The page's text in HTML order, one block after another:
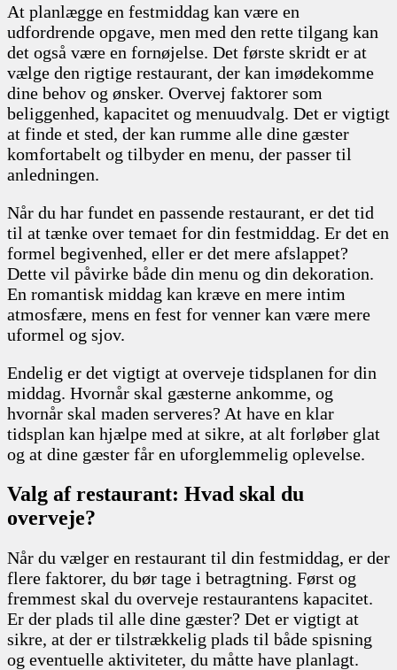
At planlægge en festmiddag kan være en
udfordrende opgave, men med den rette tilgang kan
det også være en fornøjelse. Det første skridt er at
vælge den rigtige restaurant, der kan imødekomme
dine behov og ønsker. Overvej faktorer som
beliggenhed, kapacitet og menuudvalg. Det er vigtigt
at finde et sted, der kan rumme alle dine gæster
komfortabelt og tilbyder en menu, der passer til
anledningen.
Når du har fundet en passende restaurant, er det tid
til at tænke over temaet for din festmiddag. Er det en
formel begivenhed, eller er det mere afslappet?
Dette vil påvirke både din menu og din dekoration.
En romantisk middag kan kræve en mere intim
atmosfære, mens en fest for venner kan være mere
uformel og sjov.
Endelig er det vigtigt at overveje tidsplanen for din
middag. Hvornår skal gæsterne ankomme, og
hvornår skal maden serveres? At have en klar
tidsplan kan hjælpe med at sikre, at alt forløber glat
og at dine gæster får en uforglemmelig oplevelse.
Valg af restaurant: Hvad skal du
overveje?
Når du vælger en restaurant til din festmiddag, er der
flere faktorer, du bør tage i betragtning. Først og
fremmest skal du overveje restaurantens kapacitet.
Er der plads til alle dine gæster? Det er vigtigt at
sikre, at der er tilstrækkelig plads til både spisning
og eventuelle aktiviteter, du måtte have planlagt.